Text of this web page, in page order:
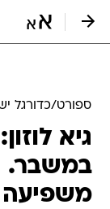
ספורט/כדורגל
גיא
במשבר.
משפיעה